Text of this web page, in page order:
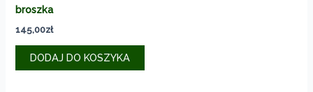
broszka
145,00zł
DODAJ DO KOSZYKA